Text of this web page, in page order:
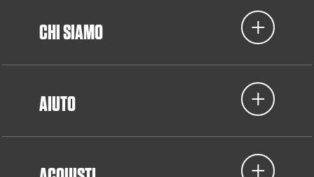
CHI SIAMO
AIUTO